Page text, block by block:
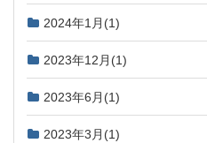
2024年1月 (1)
2023年12月 (1)
2023年6月 (1)
2023年3月 (1)